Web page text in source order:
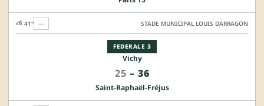
FEDERALE 3
Vichy
25 – 36
Saint-Raphaël-Fréjus
⛅ 41° — STADE MUNICIPAL LOUIS DARRAGON